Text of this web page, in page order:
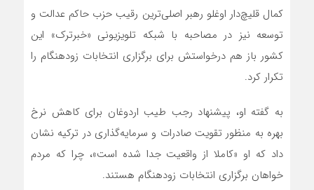
کمال قلیچ‌دار اوغلو رهبر اصلی‌ترین رقیب حزب حاکم عدالت و
توسعه نیز در مصاحبه با شبکه تلویزیونی «خبرترک» این
کشور باز هم درخواستش برای برگزاری انتخابات زودهنگام را
تکرار کرد.
به گفته او، پیشنهاد رجب طیب اردوغان برای کاهش نرخ
بهره به منظور تقویت صادرات و سرمایه‌گذاری در ترکیه نشان
داد که او «کاملا از واقعیت جدا شده است»، چرا که مردم
خواهان برگزاری انتخابات زودهنگام هستند.